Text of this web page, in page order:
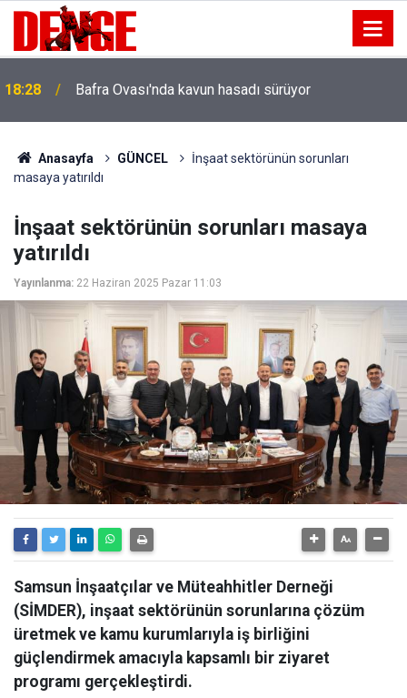
18:28 Bafra Ovası'nda kavun hasadı sürüyor
Anasayfa GÜNCEL
İnşaat sektörünün sorunları
masaya yatırıldı
İnşaat sektörünün sorunları masaya
yatırıldı
Yayınlanma: 22 Haziran 2025 Pazar 11:03
Samsun İnşaatçılar ve Müteahhitler Derneği
(SİMDER), inşaat sektörünün sorunlarına çözüm
üretmek ve kamu kurumlarıyla iş birliğini
güçlendirmek amacıyla kapsamlı bir ziyaret
programı gerçekleştirdi.